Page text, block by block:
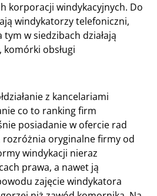
korporacji windykacyjnych. Do
windykatorzy telefoniczni,
w siedzibach działają
komórki obsługi
z kancelariami
co to ranking firm
posiadanie w ofercie rad
rozróżnia oryginalne firmy od
windykacji nieraz
prawa, a nawet ją
zajęcie windykatora